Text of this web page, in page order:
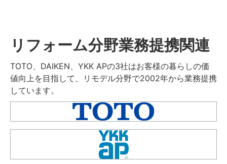
リフォーム分野業務提携関連
TOTO、DAIKEN、YKK APの3社はお客様の暮らしの価
値向上を目指して、リモデル分野で2002年から業務提携
しています。